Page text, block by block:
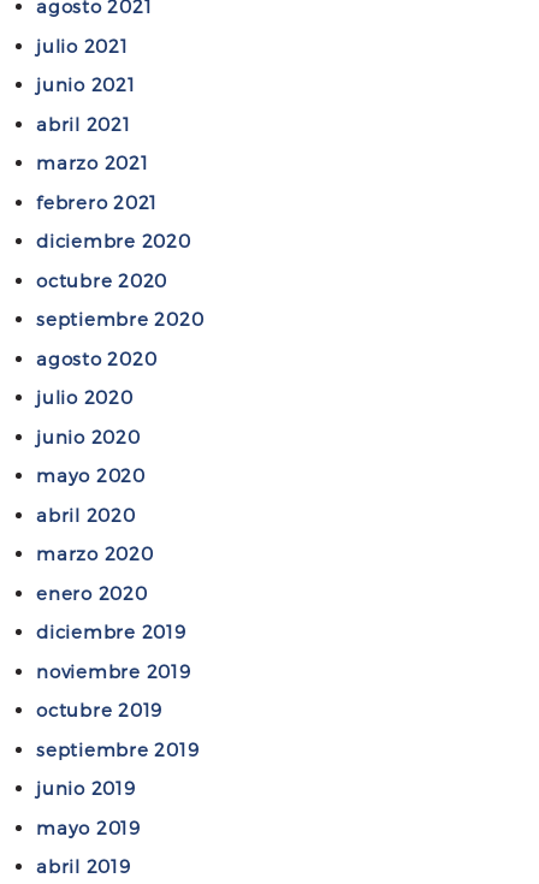
a
s
y
c
u
o
s
p
r
a
A
g
a
s
”
agosto 2021
julio 2021
junio 2021
abril 2021
marzo 2021
febrero 2021
diciembre 2020
octubre 2020
septiembre 2020
agosto 2020
julio 2020
junio 2020
mayo 2020
abril 2020
marzo 2020
enero 2020
diciembre 2019
noviembre 2019
octubre 2019
septiembre 2019
junio 2019
mayo 2019
abril 2019